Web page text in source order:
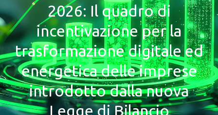
2026: Il quadro di
incentivazione per la
trasformazione digitale ed
energetica delle imprese
introdotto dalla nuova
Legge di Bilancio